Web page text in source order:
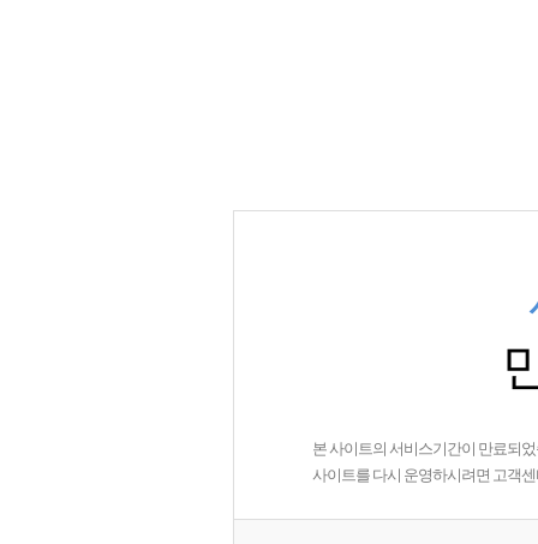
본 사이트의 서비스기간이 만료되
사이트를 다시 운영하시려면 고객